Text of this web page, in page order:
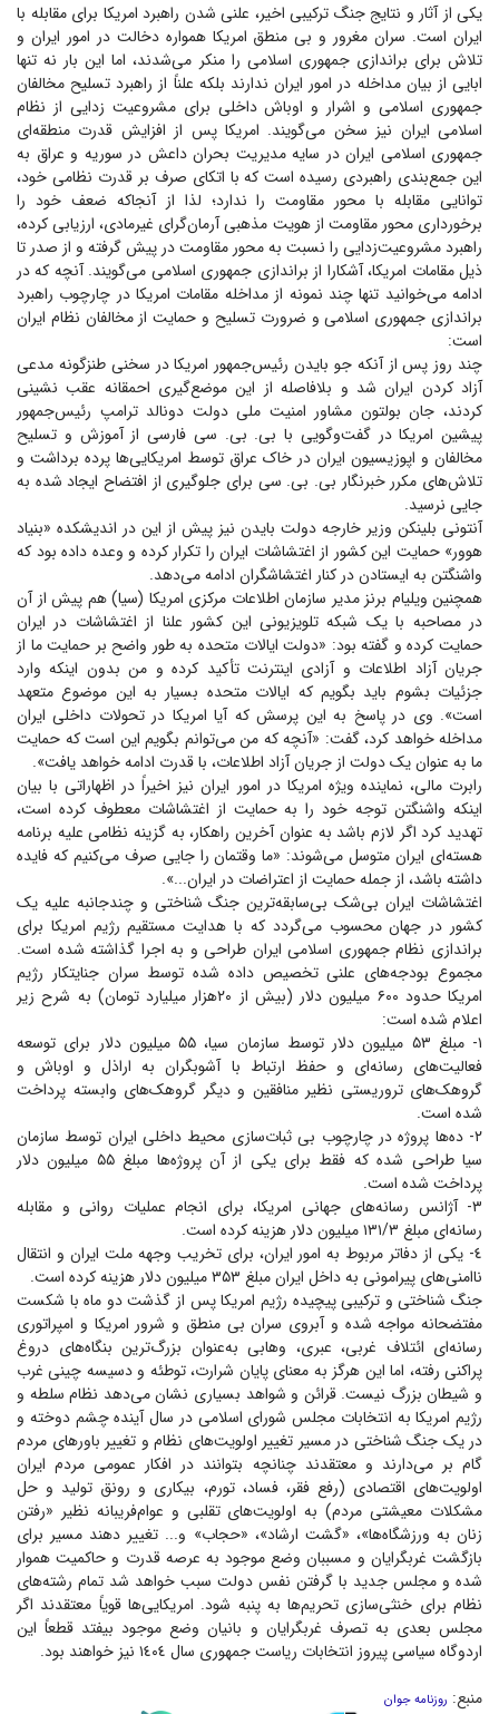
یکی از آثار و نتایج جنگ ترکیبی اخیر، علنی شدن راهبرد امریکا برای مقابله با
ایران است. سران مغرور و بی منطق امریکا همواره دخالت در امور ایران و
تلاش برای براندازی جمهوری اسلامی را منکر می‌شدند، اما این بار نه تنها
ابایی از بیان مداخله در امور ایران ندارند بلکه علناً از راهبرد تسلیح مخالفان
جمهوری اسلامی و اشرار و اوباش داخلی برای مشروعیت زدایی از نظام
اسلامی ایران نیز سخن می‌گویند. امریکا پس از افزایش قدرت منطقه‌ای
جمهوری اسلامی ایران در سایه مدیریت بحران داعش در سوریه و عراق به
این جمع‌بندی راهبردی رسیده است که با اتکای صرف بر قدرت نظامی خود،
توانایی مقابله با محور مقاومت را ندارد؛ لذا از آنجاکه ضعف خود را
برخورداری محور مقاومت از هویت مذهبی آرمان‌گرای غیرمادی، ارزیابی کرده،
راهبرد مشروعیت‌زدایی را نسبت به محور مقاومت در پیش گرفته و از صدر تا
ذیل مقامات امریکا، آشکارا از براندازی جمهوری اسلامی می‌گویند. آنچه که در
ادامه می‌خوانید تنها چند نمونه از مداخله مقامات امریکا در چارچوب راهبرد
براندازی جمهوری اسلامی و ضرورت تسلیح و حمایت از مخالفان نظام ایران
است:
چند روز پس از آنکه جو بایدن رئیس‌جمهور امریکا در سخنی طنزگونه مدعی
آزاد کردن ایران شد و بلافاصله از این موضع‌گیری احمقانه عقب نشینی
کردند، جان بولتون مشاور امنیت ملی دولت دونالد ترامپ رئیس‌جمهور
پیشین امریکا در گفت‌وگویی با بی. بی. سی فارسی از آموزش و تسلیح
مخالفان و اپوزیسیون ایران در خاک عراق توسط امریکایی‌ها پرده برداشت و
تلاش‌های مکرر خبرنگار بی. بی. سی برای جلوگیری از افتضاح ایجاد شده به
جایی نرسید.
آنتونی بلینکن وزیر خارجه دولت بایدن نیز پیش از این در اندیشکده «بنیاد
هوور» حمایت این کشور از اغتشاشات ایران را تکرار کرده و وعده داده بود که
واشنگتن به ایستادن در کنار اغتشاشگران ادامه می‌دهد.
همچنین ویلیام برنز مدیر سازمان اطلاعات مرکزی امریکا (سیا) هم پیش از آن
در مصاحبه با یک شبکه تلویزیونی این کشور علنا از اغتشاشات در ایران
حمایت کرده و گفته بود: «دولت ایالات متحده به طور واضح بر حمایت ما از
جریان آزاد اطلاعات و آزادی اینترنت تأکید کرده و من بدون اینکه وارد
جزئیات بشوم باید بگویم که ایالات متحده بسیار به این موضوع متعهد
است». وی در پاسخ به این پرسش که آیا امریکا در تحولات داخلی ایران
مداخله خواهد کرد، گفت: «آنچه که من می‌توانم بگویم این است که حمایت
ما به عنوان یک دولت از جریان آزاد اطلاعات، با قدرت ادامه خواهد یافت».
رابرت مالی، نماینده ویژه امریکا در امور ایران نیز اخیراً در اظهاراتی با بیان
اینکه واشنگتن توجه خود را به حمایت از اغتشاشات معطوف کرده است،
تهدید کرد اگر لازم باشد به عنوان آخرین راهکار، به گزینه نظامی علیه برنامه
هسته‌ای ایران متوسل می‌شوند: «ما وقتمان را جایی صرف می‌کنیم که فایده
داشته باشد، از جمله حمایت از اعتراضات در ایران...».
اغتشاشات ایران بی‌شک بی‌سابقه‌ترین جنگ شناختی و چند‌جانبه علیه یک
کشور در جهان محسوب می‌گردد که با هدایت مستقیم رژیم امریکا برای
براندازی نظام جمهوری اسلامی ایران طراحی و به اجرا گذاشته شده است.
مجموع بودجه‌های علنی تخصیص داده شده توسط سران جنایتکار رژیم
امریکا حدود ۶۰۰ میلیون دلار (بیش از ۲۰هزار میلیارد تومان) به شرح زیر
اعلام شده است:
۱- مبلغ ۵۳ میلیون دلار توسط سازمان سیا، ۵۵ میلیون دلار برای توسعه
فعالیت‌های رسانه‌ای و حفظ ارتباط با آشوبگران به اراذل و اوباش و
گروهک‌های تروریستی نظیر منافقین و دیگر گروهک‌های وابسته پرداخت
شده است.
۲- ده‌ها پروژه در چارچوب بی ثبات‌سازی محیط داخلی ایران توسط سازمان
سیا طراحی شده که فقط برای یکی از آن پروژه‌ها مبلغ ۵۵ میلیون دلار
پرداخت شده است.
۳- آژانس رسانه‌های جهانی امریکا، برای انجام عملیات روانی و مقابله
رسانه‌ای مبلغ ۱۳۱/۳ میلیون دلار هزینه کرده است.
٤- یکی از دفاتر مربوط به امور ایران، برای تخریب وجهه ملت ایران و انتقال
ناامنی‌های پیرامونی به داخل ایران مبلغ ۳۵۳ میلیون دلار هزینه کرده است.
جنگ شناختی و ترکیبی پیچیده رژیم امریکا پس از گذشت دو ماه با شکست
مفتضحانه مواجه شده و آبروی سران بی منطق و شرور امریکا و امپراتوری
رسانه‌ای ائتلاف غربی، عبری، وهابی به‌عنوان بزرگ‌ترین بنگاه‌های دروغ
پراکنی رفته، اما این هرگز به معنای پایان شرارت، توطئه و دسیسه چینی غرب
و شیطان بزرگ نیست. قرائن و شواهد بسیاری نشان می‌دهد نظام سلطه و
رژیم امریکا به انتخابات مجلس شورای اسلامی در سال آینده چشم دوخته و
در یک جنگ شناختی در مسیر تغییر اولویت‌های نظام و تغییر باور‌های مردم
گام بر می‌دارند و معتقدند چنانچه بتوانند در افکار عمومی مردم ایران
اولویت‌های اقتصادی (رفع فقر، فساد، تورم، بیکاری و رونق تولید و حل
مشکلات معیشتی مردم) به اولویت‌های تقلبی و عوام‌فریبانه نظیر «رفتن
زنان به ورزشگاه‌ها»، «گشت ارشاد»، «حجاب» و... تغییر دهند مسیر برای
بازگشت غربگرایان و مسببان وضع موجود به عرصه قدرت و حاکمیت هموار
شده و مجلس جدید با گرفتن نفس دولت سبب خواهد شد تمام رشته‌های
نظام برای خنثی‌سازی تحریم‌ها به پنبه شود. امریکایی‌ها قویاً معتقدند اگر
مجلس بعدی به تصرف غربگرایان و بانیان وضع موجود بیفتد قطعاً این
اردوگاه سیاسی پیروز انتخابات ریاست جمهوری سال ۱٤۰٤ نیز خواهند بود.
منبع: روزنامه جوان